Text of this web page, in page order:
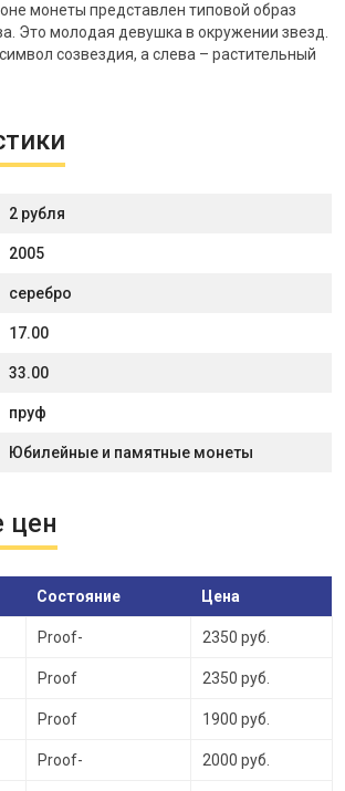
монеты представлен типовой образ
Это молодая девушка в окружении звезд.
созвездия, а слева – растительный
2 рубля
2005
серебро
17.00
33.00
пруф
Юбилейные и памятные монеты
цен
Состояние Цена
Proof- 2350 руб.
Proof 2350 руб.
Proof 1900 руб.
Proof- 2000 руб.